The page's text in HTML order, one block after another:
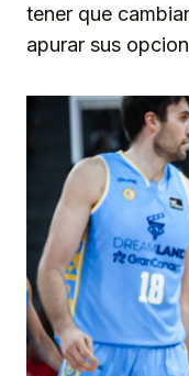
tener que
apurar sus